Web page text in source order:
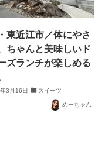
東近江市／体にやさ
ちゃんと美味しいド
ズランチが楽しめる
3月16日 スイーツ
めーちゃん